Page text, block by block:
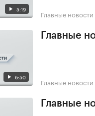
5:19 Главные новости
6:50
Главные
Главные новости
Главные